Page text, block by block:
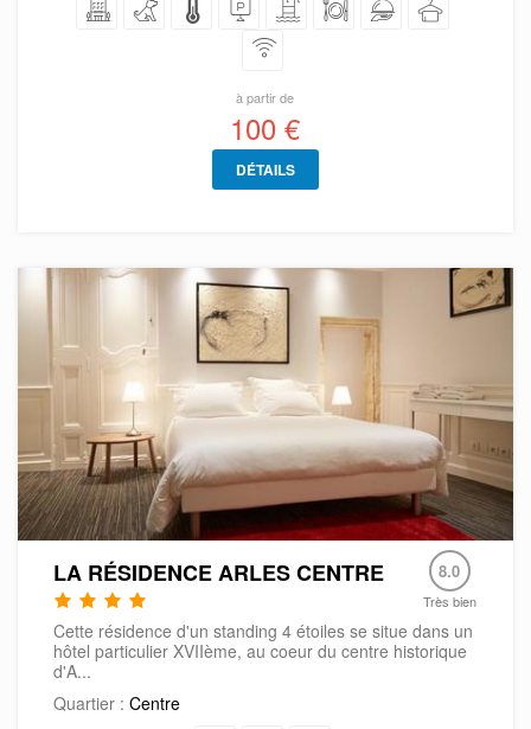
à partir de
100 €
DÉTAILS
LA RÉSIDENCE ARLES CENTRE 8.0
Très bien
Cette résidence d'un standing 4 étoiles se situe dans un
hôtel particulier XVIIème, au coeur du centre historique
d'A...
Quartier : Centre